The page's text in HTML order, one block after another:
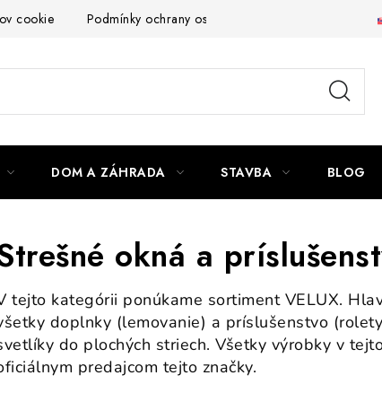
cookie Podmínky ochrany osobních údajů Obchodní
DOM A ZÁHRADA STAVBA BLOG
okná a
tejto kategórii ponúkame sortiment VELUX.
doplnky (lemovanie) a príslušenstvo
do plochých striech. Všetky výrobky v
predajcom tejto značky.